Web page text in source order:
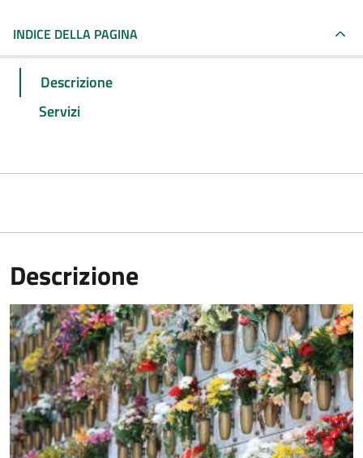
INDICE DELLA PAGINA
Descrizione
Servizi
Descrizione